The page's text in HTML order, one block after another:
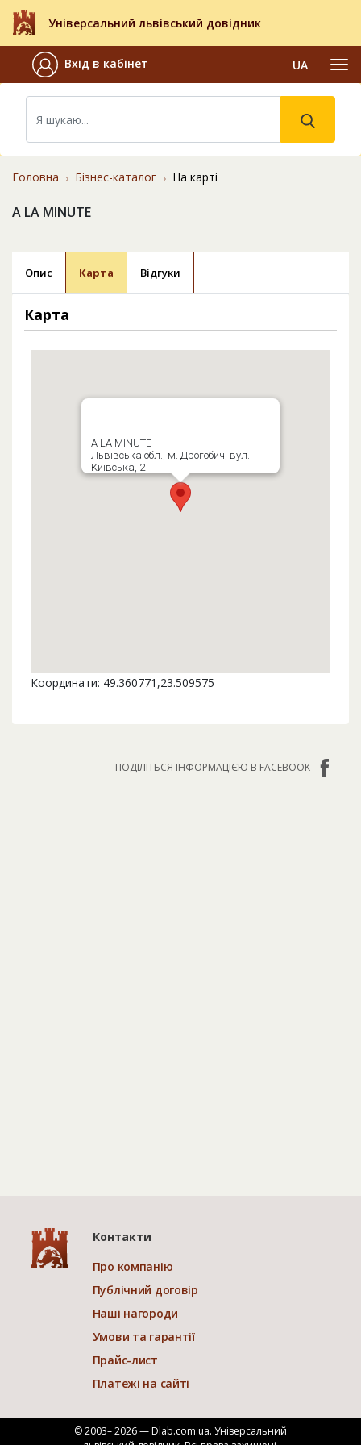
Універсальний львівський довідник
Вхід в кабінет UA
Головна Бізнес-каталог На карті
A LA MINUTE
Опис Карта Відгуки
Карта
A LA MINUTE
Львівська обл., м. Дрогобич, вул.
Київська, 2
Координати: 49.360771,23.509575
ПОДІЛІТЬСЯ ІНФОРМАЦІЄЮ В FACEBOOK
Контакти
Про компанію
Публічний договір
Наші нагороди
Умови та гарантії
Прайс-лист
Платежі на сайті
© 2003– 2026 — Dlab.com.ua. Універсальний